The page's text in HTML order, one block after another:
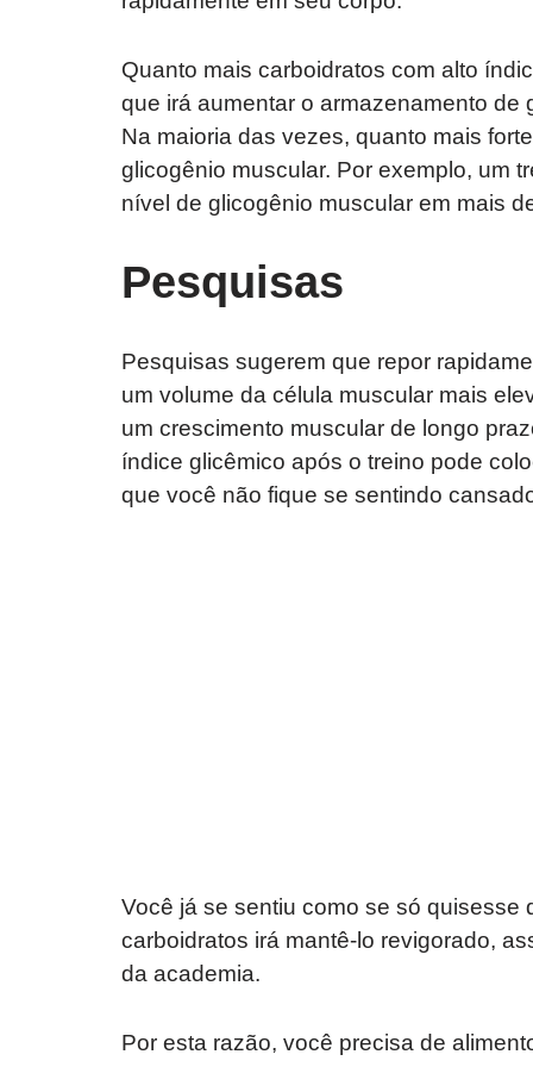
Quanto mais carboidratos com alto
que irá aumentar o armazenamento
Na maioria das vezes, quanto mais
glicogênio muscular. Por exemplo, um
nível de glicogênio muscular em mais
Pesquisas
Pesquisas sugerem que repor
um volume da célula muscular mais
um crescimento muscular de longo
índice glicêmico após o treino pode
que você não fique se sentindo
Você já se sentiu como se só quisesse
carboidratos irá mantê-lo revigorado,
da academia.
Por esta razão, você precisa de